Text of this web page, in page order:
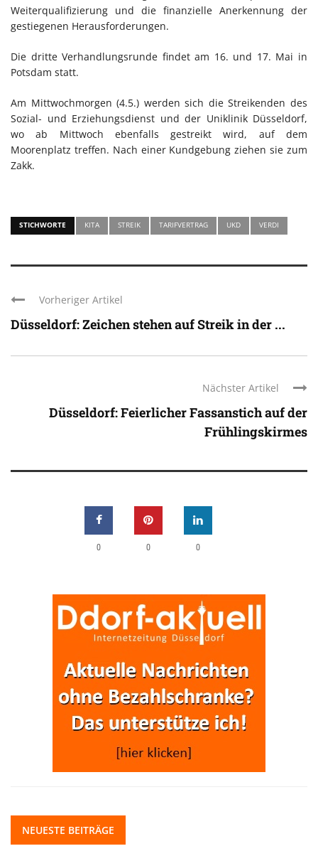
Weiterqualifizierung und die finanzielle Anerkennung der
gestiegenen Herausforderungen.
Die dritte Verhandlungsrunde findet am 16. und 17. Mai in
Potsdam statt.
Am Mittwochmorgen (4.5.) werden sich die Streikenden des
Sozial- und Erziehungsdienst und der Uniklinik Düsseldorf,
wo ab Mittwoch ebenfalls gestreikt wird, auf dem
Moorenplatz treffen. Nach einer Kundgebung ziehen sie zum
Zakk.
STICHWORTE KITA STREIK TARIFVERTRAG UKD VERDI
Vorheriger Artikel
Düsseldorf: Zeichen stehen auf Streik in der ...
Nächster Artikel
Düsseldorf: Feierlicher Fassanstich auf der
Frühlingskirmes
0 0 0
NEUESTE BEITRÄGE